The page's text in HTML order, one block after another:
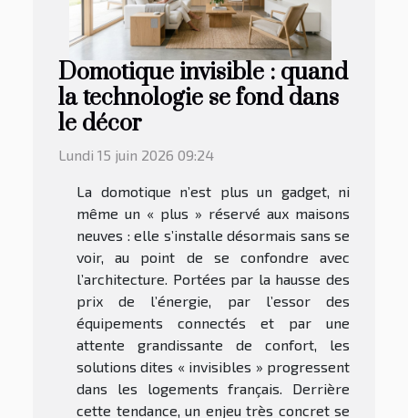
Domotique invisible : quand
la technologie se fond dans
le décor
Lundi 15 juin 2026 09:24
La domotique n’est plus un gadget, ni
même un « plus » réservé aux maisons
neuves : elle s’installe désormais sans se
voir, au point de se confondre avec
l’architecture. Portées par la hausse des
prix de l’énergie, par l’essor des
équipements connectés et par une
attente grandissante de confort, les
solutions dites « invisibles » progressent
dans les logements français. Derrière
cette tendance, un enjeu très concret se